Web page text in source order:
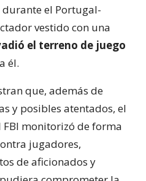
el Portugal-
vestido con una
el terreno de juego
él.
que, además de
y posibles atentados, el
monitorizó de forma
jugadores,
de aficionados y